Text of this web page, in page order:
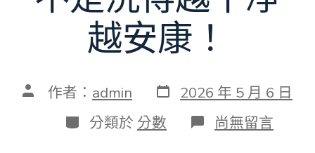
越安康！
文 作者： admin 發
表
日
期
2026 年 5 月 6 日
分
類
分類於 分數 在
〈男
尚無留言